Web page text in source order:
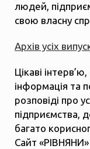
людей,
свою власну
Архів усіх
Цікаві
інформація та
розповіді про
підприємства,
багато
Сайт